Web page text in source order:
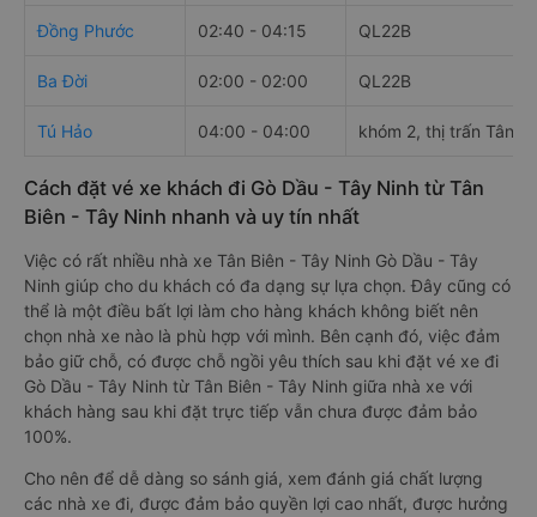
Đồng Phước 02:40 - 04:15 QL22B
Ba Đời 02:00 - 02:00 QL22B
Tú Hảo 04:00 - 04:00 khóm 2, thị trấn Tân
Cách đặt vé xe khách đi Gò Dầu - Tây Ninh từ Tân
Biên - Tây Ninh nhanh và uy tín nhất
Việc có rất nhiều nhà xe Tân Biên - Tây Ninh Gò Dầu - Tây
Ninh giúp cho du khách có đa dạng sự lựa chọn. Đây cũng có
thể là một điều bất lợi làm cho hàng khách không biết nên
chọn nhà xe nào là phù hợp với mình. Bên cạnh đó, việc đảm
bảo giữ chỗ, có được chỗ ngồi yêu thích sau khi đặt vé xe đi
Gò Dầu - Tây Ninh từ Tân Biên - Tây Ninh giữa nhà xe với
khách hàng sau khi đặt trực tiếp vẫn chưa được đảm bảo
100%.
Cho nên để dễ dàng so sánh giá, xem đánh giá chất lượng
các nhà xe đi, được đảm bảo quyền lợi cao nhất, được hưởng